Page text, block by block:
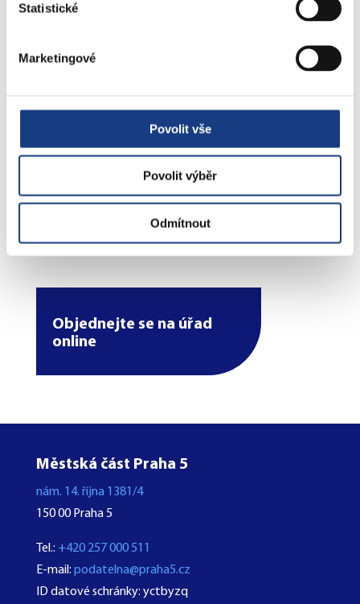
Statistické
Marketingové
Povolit vše
Povolit výběr
Odmítnout
Poplatky
Volby
Bytové záležitosti
Preslova 5
Objednejte se na úřad
online
Městská část Praha 5
nám. 14. října 1381/4
150 00 Praha 5
Tel.: +420 257 000 511
E-mail: podatelna@praha5.cz
ID datové schránky: yctbyzq